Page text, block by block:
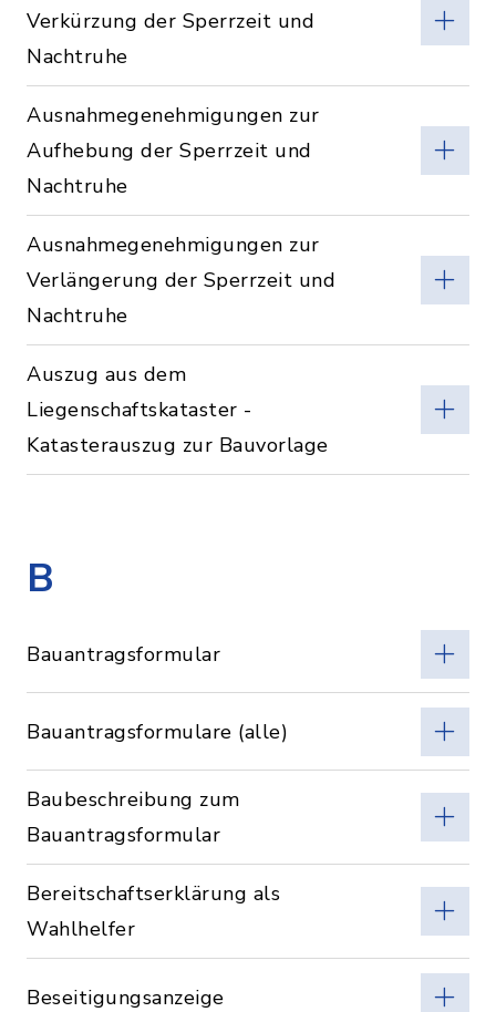
Verkürzung der Sperrzeit und
Nachtruhe
Ausnahmegenehmigungen zur
Aufhebung der Sperrzeit und
Nachtruhe
Ausnahmegenehmigungen zur
Verlängerung der Sperrzeit und
Nachtruhe
Auszug aus dem
Liegenschaftskataster -
Katasterauszug zur Bauvorlage
B
Bauantragsformular
Bauantragsformulare (alle)
Baubeschreibung zum
Bauantragsformular
Bereitschaftserklärung als
Wahlhelfer
Beseitigungsanzeige